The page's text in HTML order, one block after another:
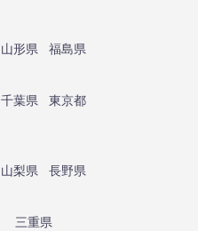
山形県
福島県
千葉県
東京都
山梨県
長野県
三重県